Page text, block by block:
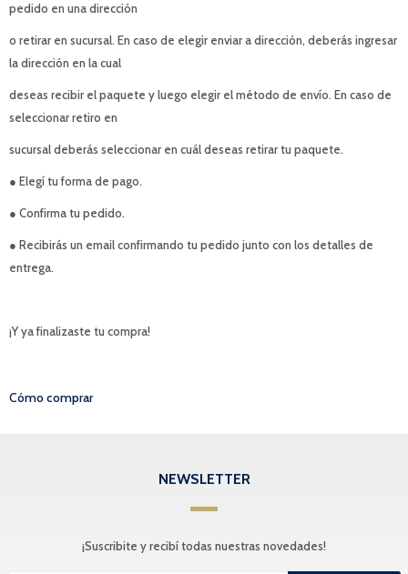
pedido en una dirección
o retirar en sucursal. En caso de elegir enviar a dirección, deberás ingresar
la dirección en la cual
deseas recibir el paquete y luego elegir el método de envío. En caso de
seleccionar retiro en
sucursal deberás seleccionar en cuál deseas retirar tu paquete.
● Elegí tu forma de pago.
● Confirma tu pedido.
● Recibirás un email confirmando tu pedido junto con los detalles de
entrega.
¡Y ya finalizaste tu compra!
Cómo comprar
NEWSLETTER
¡Suscribite y recibí todas nuestras novedades!